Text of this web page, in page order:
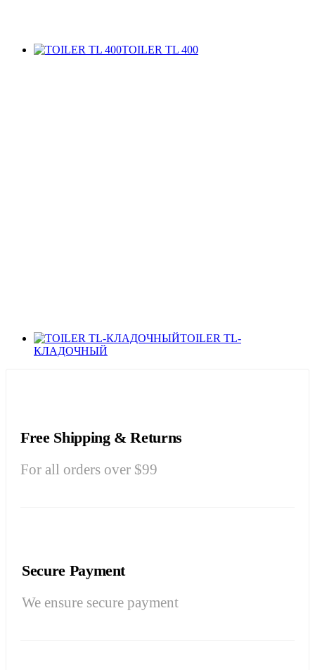
TOILER TL 400
TOILER TL-
КЛАДОЧНЫЙ
Free Shipping & Returns
For all orders over $99
Secure Payment
We ensure secure payment